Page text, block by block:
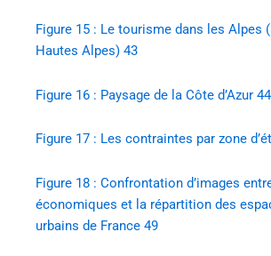
Figure 15 : Le tourisme dans les Alpes
Hautes Alpes) 43
Figure 16 : Paysage de la Côte d’Azur 44
Figure 17 : Les contraintes par zone
Figure 18 : Confrontation d’images
économiques et la répartition des
urbains de France 49